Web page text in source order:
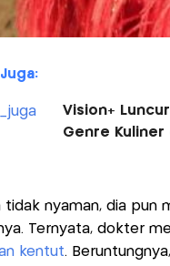
Vision+
Genre Kuliner
tidak nyaman, dia
Ternyata, dokter
kentut.